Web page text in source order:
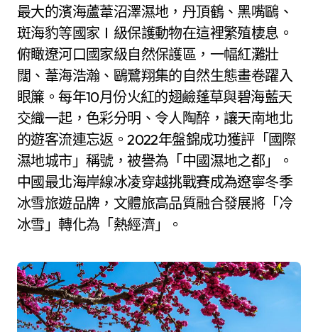
最大的濱海蘆葦沼澤濕地，丹頂鶴、黑嘴鷗、
斑海豹等國家Ⅰ級保護動物在這裡繁殖棲息。
俯瞰遼河口國家級自然保護區，一幅紅灘壯
闊、葦海浩瀚、鷗鷺翔集的自然生態畫卷躍入
眼簾。每年10月份火紅的翅鹼蓬草與碧海藍天
交織一起，色彩分明、令人陶醉，讓天南地北
的遊客流連忘返。2022年盤錦成功獲評「國際
濕地城市」稱號，被譽為「中國濕地之都」。
中國最北海岸線冰凌穿越挑戰賽成為遼寧冬季
冰雪旅遊品牌，文體旅高品質融合發展將「冷
冰雪」轉化為「熱經濟」。